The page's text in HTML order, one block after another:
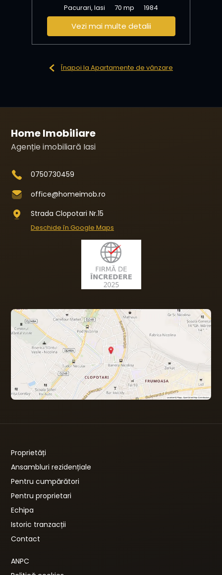
Pacurari, Iasi
70 mp 1984
Vezi mai multe detalii
Înapoi la Apartamente de vânzare
Home Imobiliare
Agenție imobiliară Iasi
0750730459
office@homeimob.ro
Strada Clopotari Nr.15
Deschide în Google Maps
Proprietăți
Ansambluri rezidențiale
Pentru cumpărători
Pentru proprietari
Echipa
Istoric tranzacții
Contact
ANPC